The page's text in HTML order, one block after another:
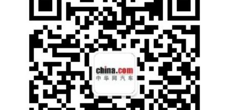
发布会现场，阿维塔科技董事长王辉表示：“在